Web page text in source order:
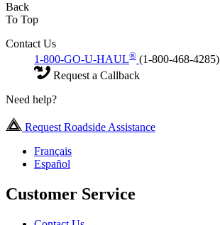
Back
To Top
Contact Us
1-800-GO-U-HAUL® (1-800-468-4285)
Request a Callback
Need help?
Request Roadside Assistance
Français
Español
Customer Service